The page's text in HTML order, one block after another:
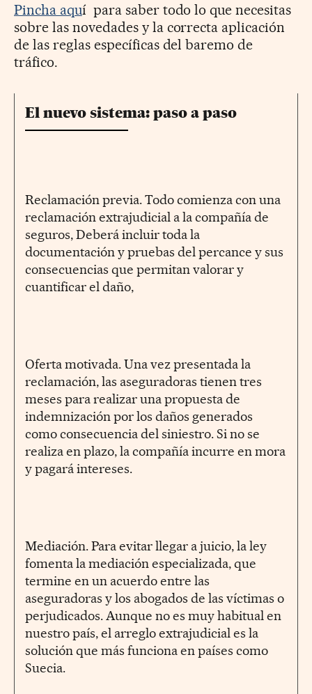
Pincha aquí para saber todo lo que necesitas
sobre las novedades y la correcta aplicación
de las reglas específicas del baremo de
tráfico.
El nuevo sistema: paso a paso
Reclamación previa. Todo comienza con una
reclamación extrajudicial a la compañía de
seguros, Deberá incluir toda la
documentación y pruebas del percance y sus
consecuencias que permitan valorar y
cuantificar el daño,
Oferta motivada. Una vez presentada la
reclamación, las aseguradoras tienen tres
meses para realizar una propuesta de
indemnización por los daños generados
como consecuencia del siniestro. Si no se
realiza en plazo, la compañía incurre en mora
y pagará intereses.
Mediación. Para evitar llegar a juicio, la ley
fomenta la mediación especializada, que
termine en un acuerdo entre las
aseguradoras y los abogados de las víctimas o
perjudicados. Aunque no es muy habitual en
nuestro país, el arreglo extrajudicial es la
solución que más funciona en países como
Suecia.